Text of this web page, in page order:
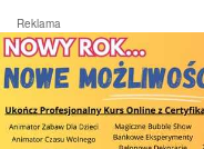
Reklama